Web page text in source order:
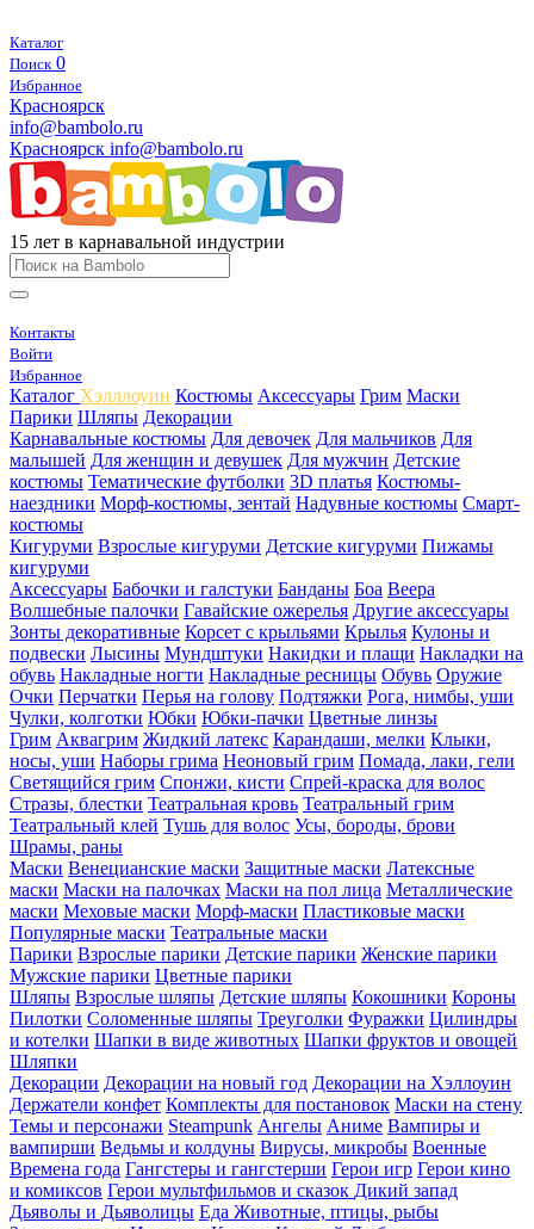
Каталог
Поиск 0
Избранное
Красноярск
info@bambolo.ru
Красноярск info@bambolo.ru
15 лет в карнавальной индустрии
Контакты
Войти
Избранное
Каталог Хэлллоуин Костюмы Аксессуары Грим Маски
Парики Шляпы Декорации
Карнавальные костюмы Для девочек Для мальчиков Для
малышей Для женщин и девушек Для мужчин Детские
костюмы Тематические футболки 3D платья Костюмы-
наездники Морф-костюмы, зентай Надувные костюмы Смарт-
костюмы
Кигуруми Взрослые кигуруми Детские кигуруми Пижамы
кигуруми
Аксессуары Бабочки и галстуки Банданы Боа Веера
Волшебные палочки Гавайские ожерелья Другие аксессуары
Зонты декоративные Корсет с крыльями Крылья Кулоны и
подвески Лысины Мундштуки Накидки и плащи Накладки на
обувь Накладные ногти Накладные ресницы Обувь Оружие
Очки Перчатки Перья на голову Подтяжки Рога, нимбы, уши
Чулки, колготки Юбки Юбки-пачки Цветные линзы
Грим Аквагрим Жидкий латекс Карандаши, мелки Клыки,
носы, уши Наборы грима Неоновый грим Помада, лаки, гели
Светящийся грим Спонжи, кисти Спрей-краска для волос
Стразы, блестки Театральная кровь Театральный грим
Театральный клей Тушь для волос Усы, бороды, брови
Шрамы, раны
Маски Венецианские маски Защитные маски Латексные
маски Маски на палочках Маски на пол лица Металлические
маски Меховые маски Морф-маски Пластиковые маски
Популярные маски Театральные маски
Парики Взрослые парики Детские парики Женские парики
Мужские парики Цветные парики
Шляпы Взрослые шляпы Детские шляпы Кокошники Короны
Пилотки Соломенные шляпы Треуголки Фуражки Цилиндры
и котелки Шапки в виде животных Шапки фруктов и овощей
Шляпки
Декорации Декорации на новый год Декорации на Хэллоуин
Держатели конфет Комплекты для постановок Маски на стену
Темы и персонажи Steampunk Ангелы Аниме Вампиры и
вампирши Ведьмы и колдуны Вирусы, микробы Военные
Времена года Гангстеры и гангстерши Герои игр Герои кино
и комиксов Герои мультфильмов и сказок Дикий запад
Дьяволы и Дьяволицы Еда Животные, птицы, рыбы